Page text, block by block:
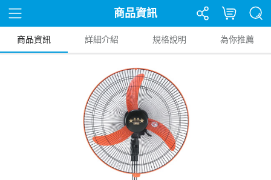
商品資訊
商品資訊 詳細介紹 規格說明 為你推薦